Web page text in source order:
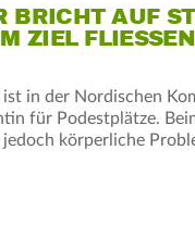
BRICHT AUF
ZIEL FLIESSEN
in der Nordischen
für Podestplätze.
körperliche